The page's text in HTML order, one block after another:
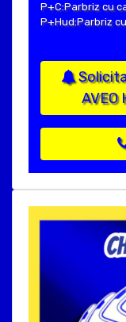
P+C:Parbriz cu
P+Hud:Parbriz
AVEO